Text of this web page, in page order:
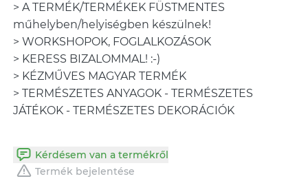
> A TERMÉK/TERMÉKEK FÜSTMENTES
műhelyben/helyiségben készülnek!
> WORKSHOPOK, FOGLALKOZÁSOK
> KERESS BIZALOMMAL! :-)
> KÉZMŰVES MAGYAR TERMÉK
> TERMÉSZETES ANYAGOK - TERMÉSZETES
JÁTÉKOK - TERMÉSZETES DEKORÁCIÓK
Kérdésem van a termékről
Termék bejelentése